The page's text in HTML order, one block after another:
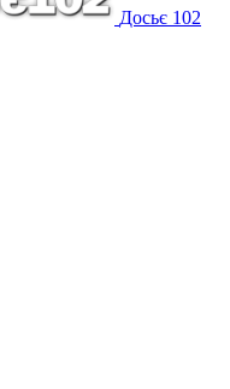
Досьє 102